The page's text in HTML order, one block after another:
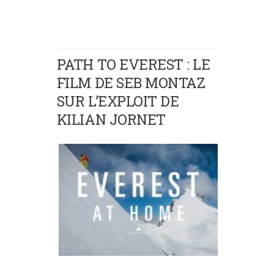
PATH TO EVEREST : LE
FILM DE SEB MONTAZ
SUR L’EXPLOIT DE
KILIAN JORNET